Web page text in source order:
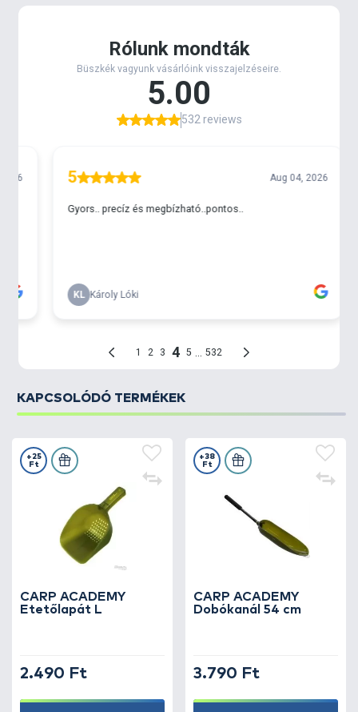
KAPCSOLÓDÓ TERMÉKEK
CARP ACADEMY
Etetőlapát L
+25
Ft
2.490 Ft
CARP ACADEMY
Dobókanál 54 cm
+38
Ft
3.790 Ft